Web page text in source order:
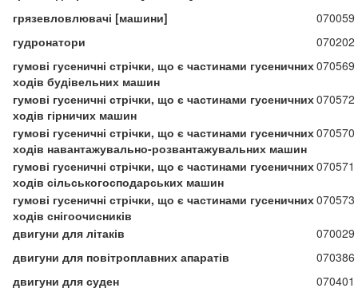
грязевловлювачі [машини]
070059
гудронатори
070202
гумові гусеничні стрічки, що є частинами гусеничних
ходів будівельних машин
070569
гумові гусеничні стрічки, що є частинами гусеничних
ходів гірничих машин
070572
гумові гусеничні стрічки, що є частинами гусеничних
ходів навантажувально-розвантажувальних машин
070570
гумові гусеничні стрічки, що є частинами гусеничних
ходів сільськогосподарських машин
070571
гумові гусеничні стрічки, що є частинами гусеничних
ходів снігоочисників
070573
двигуни для літаків
070029
двигуни для повітроплавних апаратів
070386
двигуни для суден
070401